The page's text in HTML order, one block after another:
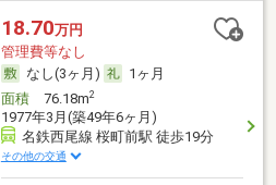
18.70万円
管理費等なし
なし(3ヶ月)
1ヶ月
面積76.18m2
1977年3月(築49年6ヶ月)
名鉄西尾線 桜町前駅 徒歩19分
その他の交通